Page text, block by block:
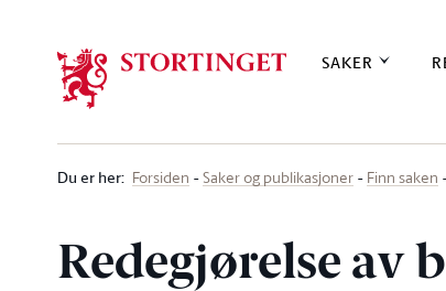
SAKER
Du er her: Forsiden Saker og publikasjoner Finn saken
Redegjørelse av